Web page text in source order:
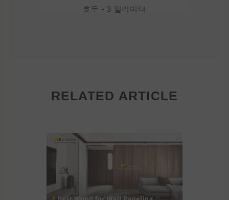
호두 - 3 밀리미터
RELATED ARTICLE